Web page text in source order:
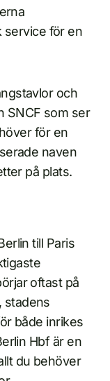
service för en
och
SNCF som ser
för en
naven
på plats.
till Paris
oftast på
stadens
både inrikes
Hbf är en
du behöver